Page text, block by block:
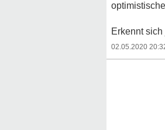
Erkennt
02.05.2020